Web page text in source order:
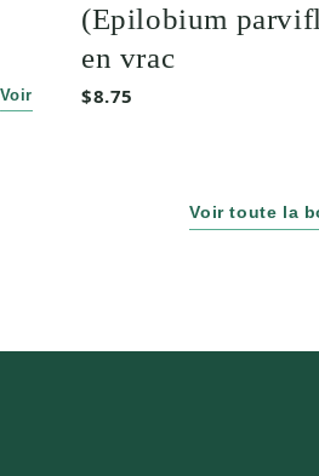
Voir
(Epilobium
en vrac
$8.75
Voir toute la